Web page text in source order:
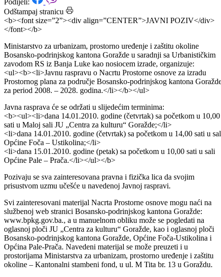
Datum: 11.01.2010.
Podijeli:
<b><font size=”2”><div align=”CENTER”>JAVNI POZIV</div>
</font></b>
Ministarstvo za urbanizam, prostorno uređenje i zaštitu okoline
Bosansko-podrinjskog kantona Goražde u saradnji sa Urbanističkim
zavodom RS iz Banja Luke kao nosiocem izrade, organizuje:
Prostornog plana za područje Bosansko-podrinjskog kantona
za period 2008. – 2028. godina.</li></b></ul>
Javna rasprava će se održati u slijedećim terminima:
<b><ul><li>dana 14.01.2010. godine (četvrtak) sa početkom u 10,00
sati u Maloj sali JU „Centra za kulturu“ Goražde;</li>
<li>dana 14.01.2010. godine (četvrtak) sa početkom u 14,00 sati u
<li>dana 15.01.2010. godine (petak) sa početkom u 10,00 sati u sali
Općine Pale – Prača.</li></ul></b>
Pozivaju se sva zainteresovana pravna i fizička lica da svojim
prisustvom uzmu učešće u navedenoj Javnoj raspravi.
Svi zainteresovani materijal Nacrta Prostorne osnove mogu naći na
službenoj web stranici Bosansko-podrinjskog kantona Goražde:
www.bpkg.gov.ba., a u manuelnom obliku može se pogledati na
oglasnoj ploči JU „Centra za kulturu“ Goražde, kao i oglasnoj ploči
Bosansko-podrinjskog kantona Goražde, Općine Foča-Ustikolina i